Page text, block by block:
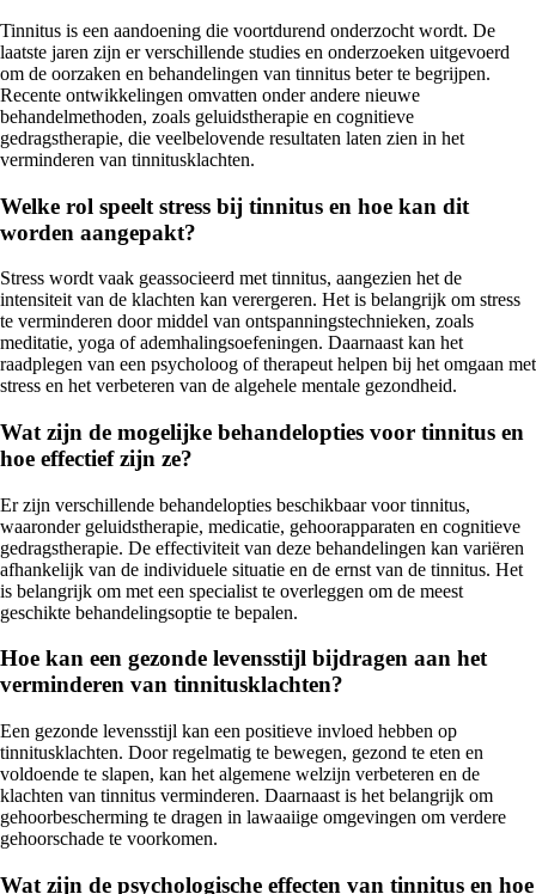
Tinnitus is een aandoening die voortdurend onderzocht wordt. De
laatste jaren zijn er verschillende studies en onderzoeken uitgevoerd
om de oorzaken en behandelingen van tinnitus beter te begrijpen.
Recente ontwikkelingen omvatten onder andere nieuwe
behandelmethoden, zoals geluidstherapie en cognitieve
gedragstherapie, die veelbelovende resultaten laten zien in het
verminderen van tinnitusklachten.
Welke rol speelt stress bij tinnitus en hoe kan dit
worden aangepakt?
Stress wordt vaak geassocieerd met tinnitus, aangezien het de
intensiteit van de klachten kan verergeren. Het is belangrijk om stress
te verminderen door middel van ontspanningstechnieken, zoals
meditatie, yoga of ademhalingsoefeningen. Daarnaast kan het
raadplegen van een psycholoog of therapeut helpen bij het omgaan met
stress en het verbeteren van de algehele mentale gezondheid.
Wat zijn de mogelijke behandelopties voor tinnitus en
hoe effectief zijn ze?
Er zijn verschillende behandelopties beschikbaar voor tinnitus,
waaronder geluidstherapie, medicatie, gehoorapparaten en cognitieve
gedragstherapie. De effectiviteit van deze behandelingen kan variëren
afhankelijk van de individuele situatie en de ernst van de tinnitus. Het
is belangrijk om met een specialist te overleggen om de meest
geschikte behandelingsoptie te bepalen.
Hoe kan een gezonde levensstijl bijdragen aan het
verminderen van tinnitusklachten?
Een gezonde levensstijl kan een positieve invloed hebben op
tinnitusklachten. Door regelmatig te bewegen, gezond te eten en
voldoende te slapen, kan het algemene welzijn verbeteren en de
klachten van tinnitus verminderen. Daarnaast is het belangrijk om
gehoorbescherming te dragen in lawaaiige omgevingen om verdere
gehoorschade te voorkomen.
Wat zijn de psychologische effecten van tinnitus en hoe